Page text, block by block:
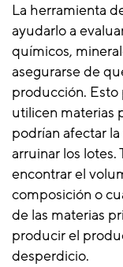
La herramienta
ayudarlo a
químicos,
asegurarse de
producción.
utilicen materias
podrían afectar
arruinar los
encontrar el
composición o
de las materias
producir el
desperdicio.